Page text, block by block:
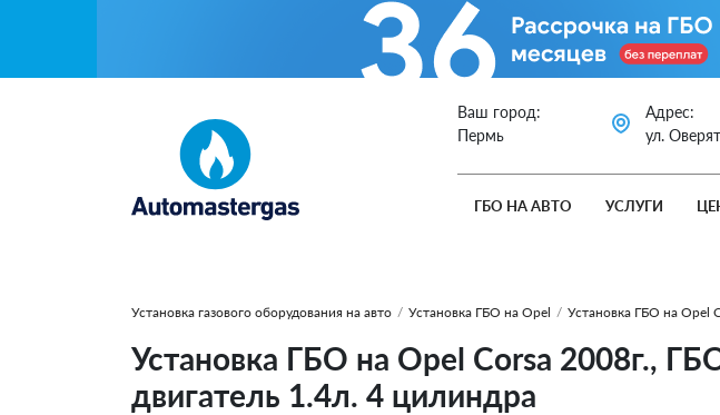
Ваш город:
Пермь
Адрес:
ул.
ГБО НА АВТО УСЛУГИ
Установка газового оборудования на авто / Установка ГБО на Opel / Установка ГБО на Opel
Установка ГБО на Opel Corsa 2008г.,
двигатель 1.4л. 4 цилиндра